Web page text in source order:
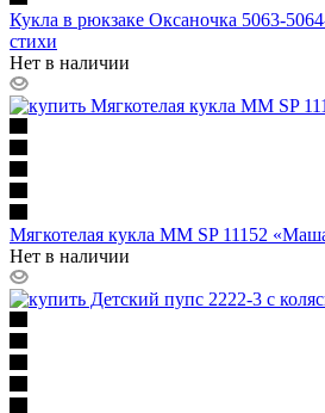
Кукла в рюкзаке Оксаночка 5063-
стихи
Нет в наличии
Мягкотелая кукла ММ SP 11152
Нет в наличии